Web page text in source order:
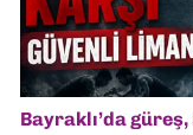
Bayraklı’da